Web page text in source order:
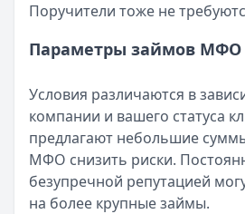
Поручители тоже не
Параметры займов МФО
Условия различаются в
компании и вашего статуса
предлагают небольшие
МФО снизить риски.
безупречной репутацией
на более крупные займы.